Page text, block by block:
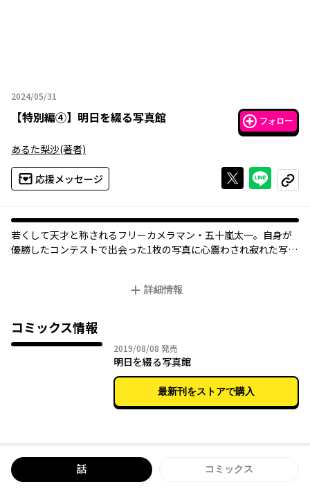
2024/05/31
2024年05月31日
【特別編④】 明日を綴る写真館 フォロー
あるた梨沙(著者)
応援メッセージ Xで投稿する
ライン
コピー
若くして天才と称されるフリーカメラマン・五十嵐太一。自身が
優勝したコンテストで出会った1枚の写真に心震わされ寂れた写真
詳細情報
コミックス情報
2019/08/08 2019年08月08日
発売
明日を綴る写真館
最新刊をストアで購入
話 コミックス